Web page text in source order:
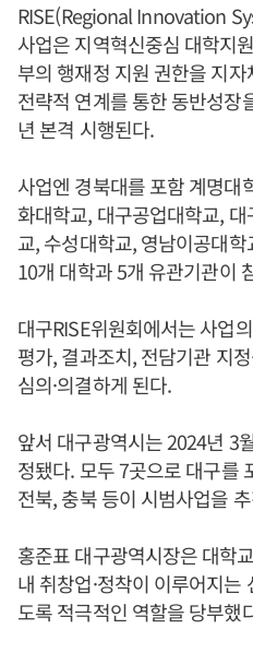
RISE(Regional Innovation
사업은 지역혁신중심 대학지
부의 행재정 지원 권한을 지
전략적 연계를 통한 동반성장
년 본격 시행된다.
사업엔 경북대를 포함 계명대
화대학교, 대구공업대학교,
교, 수성대학교, 영남이공대
10개 대학과 5개 유관기관이
대구RISE위원회에서는 사업
평가, 결과조치, 전담기관 지
심의·의결하게 된다.
앞서 대구광역시는 2024년 3
정됐다. 모두 7곳으로 대구를
전북, 충북 등이 시범사업을
홍준표 대구광역시장은 대학
내 취창업·정착이 이루어지
도록 적극적인 역할을 당부했